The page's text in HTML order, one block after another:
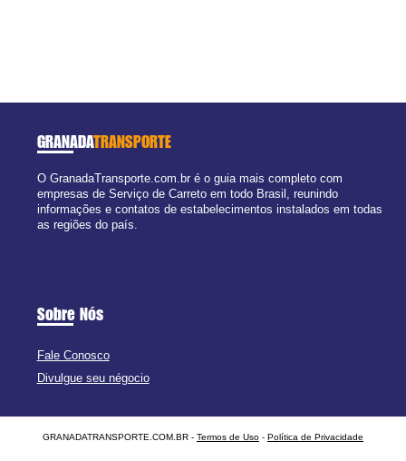
GRANADATRANSPORTE
O GranadaTransporte.com.br é o guia mais completo com
empresas de Serviço de Carreto em todo Brasil, reunindo
informações e contatos de estabelecimentos instalados em todas
as regiões do país.
Sobre Nós
Fale Conosco
Divulgue seu négocio
GRANADATRANSPORTE.COM.BR - Termos de Uso - Política de Privacidade